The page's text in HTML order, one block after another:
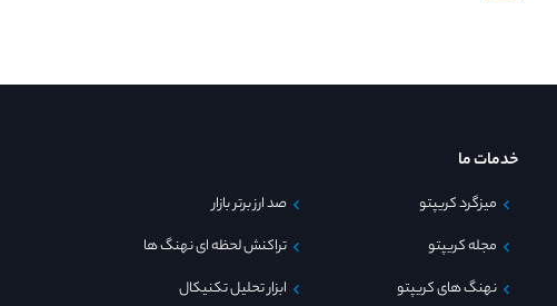
خدمات ما
میزگرد کریپتو
مجله کریپتو
نهنگ های کریپتو
صد ارز برتر بازار
تراکنش لحظه ای نهنگ ها
ابزار تحلیل تکنیکال